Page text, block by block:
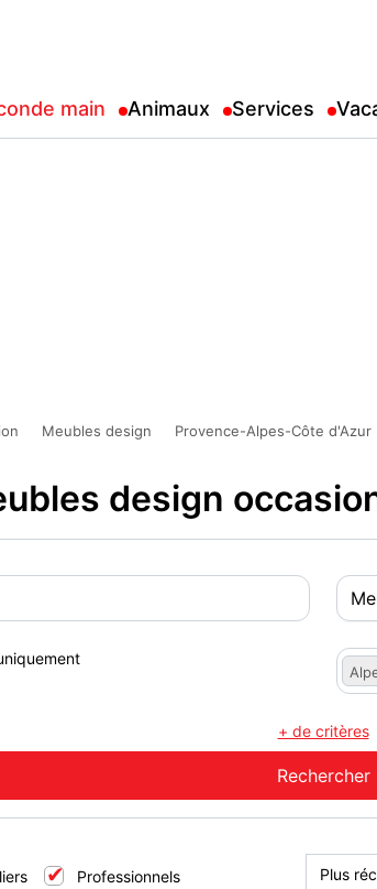
main Animaux Services
Meubles design Provence-Alpes-Côte d'Azur
design
+ de critères
Professionnels